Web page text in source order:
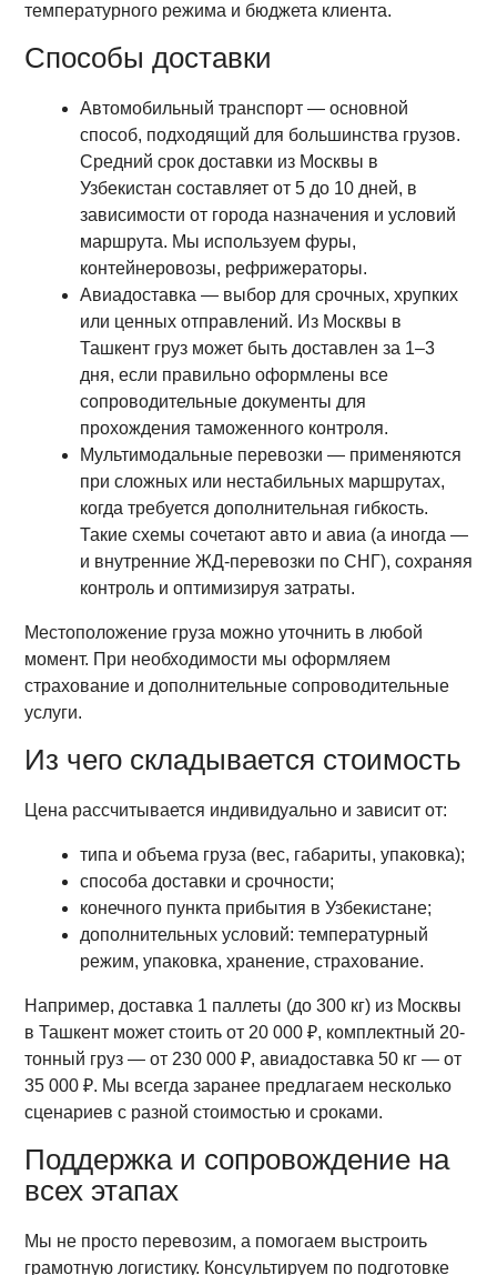
температурного режима и бюджета клиента.
Способы доставки
Автомобильный транспорт — основной
способ, подходящий для большинства грузов.
Средний срок доставки из Москвы в
Узбекистан составляет от 5 до 10 дней, в
зависимости от города назначения и условий
маршрута. Мы используем фуры,
контейнеровозы, рефрижераторы.
Авиадоставка — выбор для срочных, хрупких
или ценных отправлений. Из Москвы в
Ташкент груз может быть доставлен за 1–3
дня, если правильно оформлены все
сопроводительные документы для
прохождения таможенного контроля.
Мультимодальные перевозки — применяются
при сложных или нестабильных маршрутах,
когда требуется дополнительная гибкость.
Такие схемы сочетают авто и авиа (а иногда —
и внутренние ЖД-перевозки по СНГ), сохраняя
контроль и оптимизируя затраты.
Местоположение груза можно уточнить в любой
момент. При необходимости мы оформляем
страхование и дополнительные сопроводительные
услуги.
Из чего складывается стоимость
Цена рассчитывается индивидуально и зависит от:
типа и объема груза (вес, габариты, упаковка);
способа доставки и срочности;
конечного пункта прибытия в Узбекистане;
дополнительных условий: температурный
режим, упаковка, хранение, страхование.
Например, доставка 1 паллеты (до 300 кг) из Москвы
в Ташкент может стоить от 20 000 ₽, комплектный 20-
тонный груз — от 230 000 ₽, авиадоставка 50 кг — от
35 000 ₽. Мы всегда заранее предлагаем несколько
сценариев с разной стоимостью и сроками.
Поддержка и сопровождение на
всех этапах
Мы не просто перевозим, а помогаем выстроить
грамотную логистику. Консультируем по подготовке